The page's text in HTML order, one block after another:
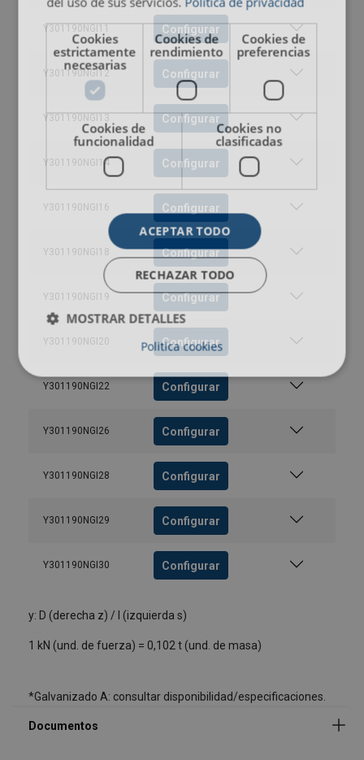
Y301190NGI11 Configurar
Y301190NGI12 Configurar
Y301190NGI13 Configurar
Y301190NGI14 Configurar
Y301190NGI16 Configurar
Y301190NGI18 Configurar
Y301190NGI19 Configurar
Y301190NGI20 Configurar
Y301190NGI22 Configurar
Y301190NGI26 Configurar
Y301190NGI28 Configurar
Y301190NGI29 Configurar
Y301190NGI30 Configurar
y: D (derecha z) / I (izquierda s)
1 kN (und. de fuerza) = 0,102 t (und. de masa)
*Galvanizado A: consultar disponibilidad/especificaciones.
CYE INSTRUCCIONES DE USO, VERIFICACION Y
Cookies
estrictamente
necesarias
Cookies de
rendimiento
Cookies de
preferencias
Cookies de
funcionalidad
Cookies no
clasificadas
ACEPTAR TODO
RECHAZAR TODO
MOSTRAR DETALLES
Politica cookies